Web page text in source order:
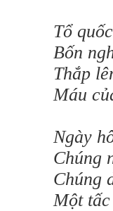
Tổ
Bốn
Thắp
Máu
Ngày
Chúng
Chúng
Một